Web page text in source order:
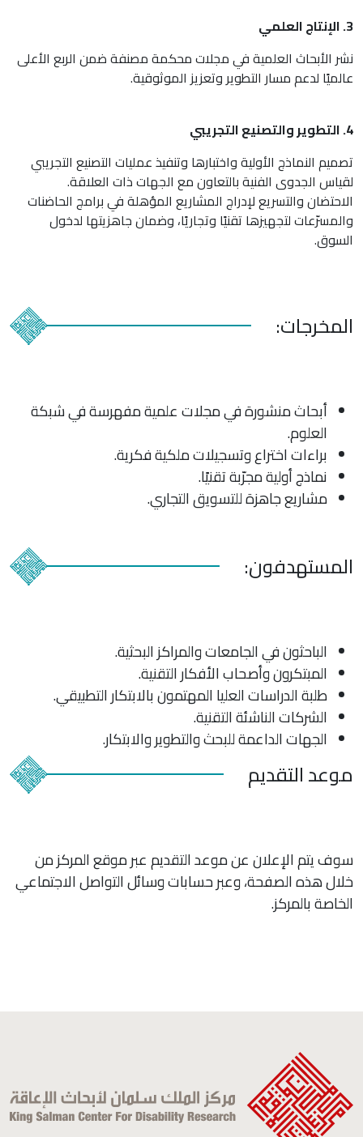
3. الإنتاج العلمي
نشر الأبحاث العلمية في مجلات محكمة مصنفة ضمن الربع الأعلى
عالميًا لدعم مسار التطوير وتعزيز الموثوقية.
4. التطوير والتصنيع التجريبي
تصميم النماذج الأولية واختبارها وتنفيذ عمليات التصنيع التجريبي
لقياس الجدوى الفنية بالتعاون مع الجهات ذات العلاقة.
الاحتضان والتسريع لإدراج المشاريع المؤهلة في برامج الحاضنات
والمسرّعات لتجهيزها تقنيًا وتجاريًا، وضمان جاهزيتها لدخول
السوق.
المخرجات:
أبحاث منشورة في مجلات علمية مفهرسة في شبكة
العلوم.
براءات اختراع وتسجيلات ملكية فكرية.
نماذج أولية مجرّبة تقنيًا.
مشاريع جاهزة للتسويق التجاري.
المستهدفون:
الباحثون في الجامعات والمراكز البحثية.
المبتكرون وأصحاب الأفكار التقنية.
طلبة الدراسات العليا المهتمون بالابتكار التطبيقي.
الشركات الناشئة التقنية.
الجهات الداعمة للبحث والتطوير والابتكار.
موعد التقديم
سوف يتم الإعلان عن موعد التقديم عبر موقع المركز من
خلال هذه الصفحة، وعبر حسابات وسائل التواصل الاجتماعي
الخاصة بالمركز.